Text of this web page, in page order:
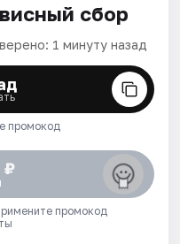
сбор
1 минуту назад
промокод
₽
промокод